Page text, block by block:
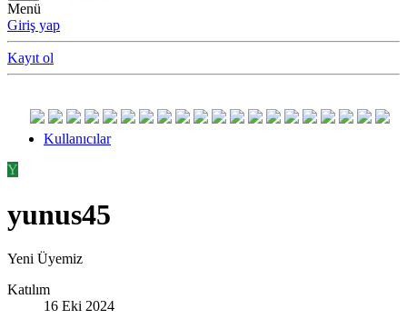
Menü
Giriş yap
Kayıt ol
Kullanıcılar
Y
yunus45
Yeni Üyemiz
Katılım
16 Eki 2024